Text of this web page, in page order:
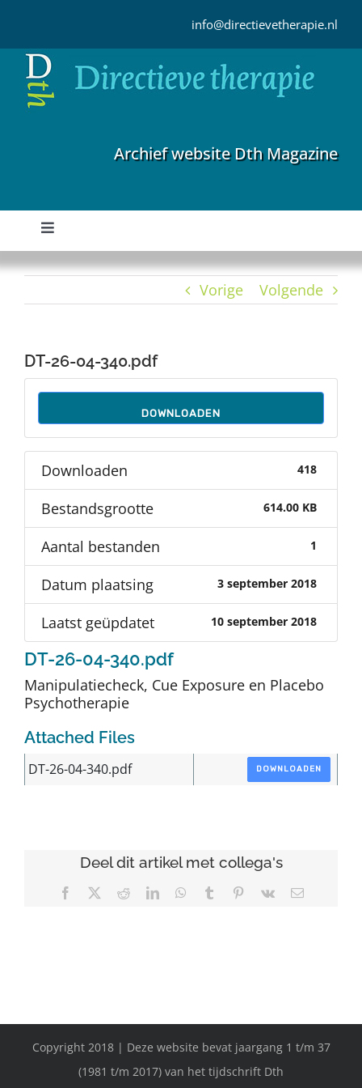
inhoud
info@directievetherapie.nl
Archief website Dth Magazine
Toggle
Navigation
Home
Auteurs
Over Dth
Contact
Vorige Volgende
DT-26-04-340.pdf
DOWNLOADEN
Downloaden 418
Bestandsgrootte 614.00 KB
Aantal bestanden 1
Datum plaatsing 3 september 2018
Laatst geüpdatet 10 september 2018
DT-26-04-340.pdf
Manipulatiecheck, Cue Exposure en Placebo
Psychotherapie
Attached Files
DT-26-04-340.pdf DOWNLOADEN
Deel dit artikel met collega's
Facebook RedditLinkedInWhatsApp
Tumblr Pinterest
Vk
E-
Copyright 2018 | Deze website bevat jaargang 1 t/m 37
(1981 t/m 2017) van het tijdschrift Dth